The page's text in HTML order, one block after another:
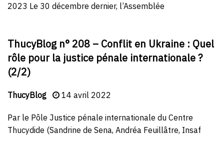
2023 Le 30 décembre dernier, l’Assemblée
ThucyBlog n° 208 – Conflit en Ukraine : Quel
rôle pour la justice pénale internationale ?
(2/2)
ThucyBlog 14 avril 2022
Par le Pôle Justice pénale internationale du Centre
Thucydide (Sandrine de Sena, Andréa Feuillâtre, Insaf